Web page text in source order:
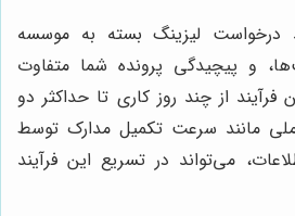
درخواست لیزینگ بسته به موسسه
و پیچیدگی پرونده شما متفاوت
از چند روز کاری تا حداکثر دو
مانند سرعت تکمیل مدارک توسط
می‌تواند در تسریع این فرآیند